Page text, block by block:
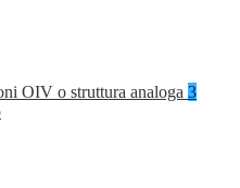
OIV o struttura analoga 3